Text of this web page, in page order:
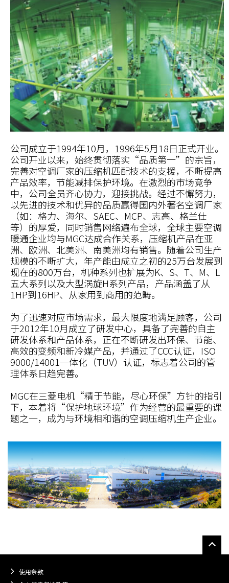
公司成立于1994年10月，1996年5月18日正式开业。
公司开业以来，始终贯彻落实“品质第一”的宗旨，
完善对空调厂家的压缩机匹配技术的支援，不断提高
产品效率，节能减排保护环境。在激烈的市场竞争
中，公司全员齐心协力，迎接挑战。经过不懈努力，
以先进的技术和优异的品质赢得国内外著名空调厂家
（如：格力、海尔、SAEC、MCP、志高、格兰仕
等）的厚爱，同时销售网络遍布全球，全球主要空调
暖通企业均与MGC达成合作关系，压缩机产品在亚
洲、欧洲、北美洲、南美洲均有销售。随着公司生产
规模的不断扩大，年产能由成立之初的25万台发展到
现在的800万台，机种系列也扩展为K、S、T、M、L
五大系列以及大型涡旋H系列产品，产品涵盖了从
1HP到16HP、从家用到商用的范畴。
为了迅速对应市场需求，最大限度地满足顾客，公司
于2012年10月成立了研发中心，具备了完善的自主
研发体系和产品体系，正在不断研发出环保、节能、
高效的变频和新冷媒产品，并通过了CCC认证，ISO
9000/14001一体化（TUV）认证，标志着公司的管
理体系日趋完善。
MGC在三菱电机“精于节能，尽心环保”方针的指引
下，本着将“保护地球环境”作为经营的最重要的课
题之一，成为与环境相和谐的空调压缩机生产企业。
使用条款